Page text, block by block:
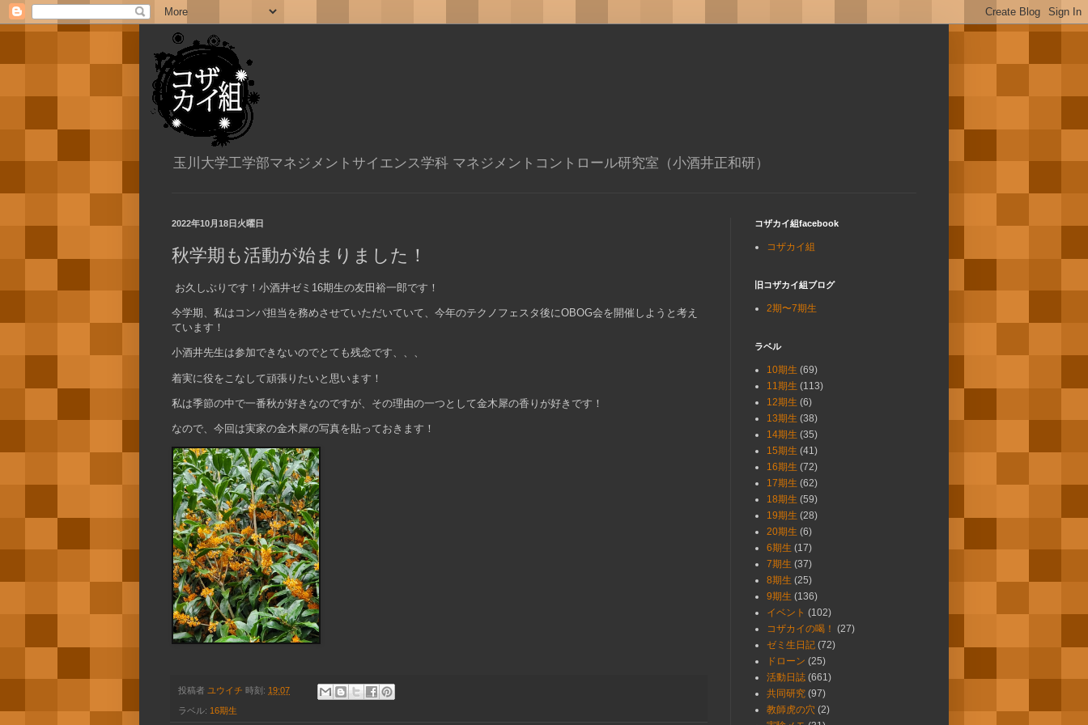
玉川大学工学部マネジメントサイエンス学科 マネジメントコントロール研究室（小酒井正和研）
2022年10月18日火曜日
秋学期も活動が始まりました！
お久しぶりです！小酒井ゼミ16期生の友田裕一郎です！
今学期、私はコンパ担当を務めさせていただいていて、今年のテクノフェスタ後にOBOG会を開催しようと考え
ています！
小酒井先生は参加できないのでとても残念です、、、
着実に役をこなして頑張りたいと思います！
私は季節の中で一番秋が好きなのですが、その理由の一つとして金木犀の香りが好きです！
なので、今回は実家の金木犀の写真を貼っておきます！
投稿者 ユウイチ 時刻: 19:07
ラベル: 16期生
コザカイ組facebook
コザカイ組
旧コザカイ組ブログ
2期〜7期生
ラベル
10期生 (69)
11期生 (113)
12期生 (6)
13期生 (38)
14期生 (35)
15期生 (41)
16期生 (72)
17期生 (62)
18期生 (59)
19期生 (28)
20期生 (6)
6期生 (17)
7期生 (37)
8期生 (25)
9期生 (136)
イベント (102)
コザカイの喝！ (27)
ゼミ生日記 (72)
ドローン (25)
活動日誌 (661)
共同研究 (97)
教師虎の穴 (2)